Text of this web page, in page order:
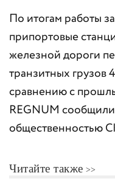
По итогам работы
припортовые
железной дороги
транзитных грузов
сравнению с
REGNUM
Читайте также